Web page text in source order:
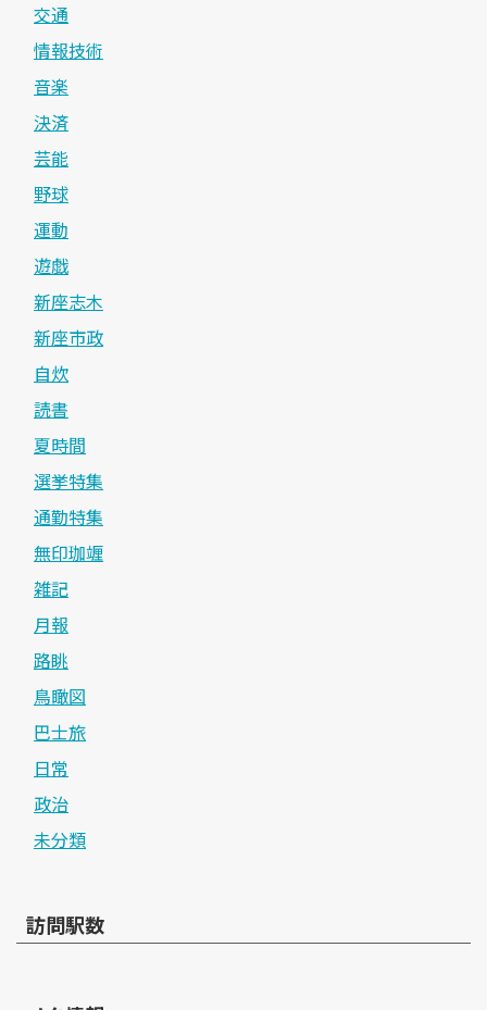
交通
情報技術
音楽
決済
芸能
野球
運動
遊戯
新座志木
新座市政
自炊
読書
夏時間
選挙特集
通勤特集
無印珈竰
雑記
月報
路眺
鳥瞰図
巴士旅
日常
政治
未分類
訪問駅数